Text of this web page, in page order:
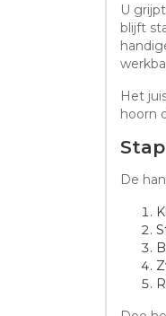
U
blijft
Het
hoorn
De